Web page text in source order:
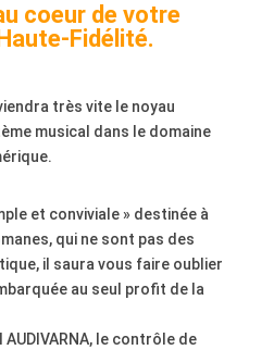
coeur de votre
Fidélité.
très vite le noyau
musical dans le domaine
et conviviale » destinée à
qui ne sont pas des
il saura vous faire oublier
au seul profit de la
le contrôle de